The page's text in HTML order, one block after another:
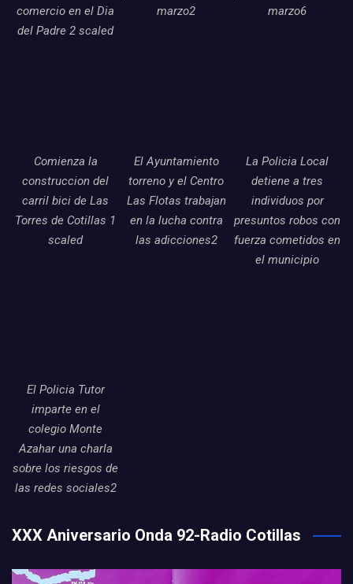
comercio en el Dia
del Padre 2 scaled
marzo2
marzo6
Comienza la
construccion del
carril bici de Las
Torres de Cotillas 1
scaled
El Ayuntamiento
torreno y el Centro
Las Flotas trabajan
en la lucha contra
las adicciones2
La Policia Local
detiene a tres
individuos por
presuntos robos con
fuerza cometidos en
el municipio
El Policia Tutor
imparte en el
colegio Monte
Azahar una charla
sobre los riesgos de
las redes sociales2
XXX Aniversario Onda 92-Radio Cotillas